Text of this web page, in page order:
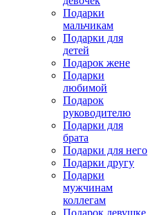
Подарки
мальчикам
Подарки для
детей
Подарок жене
Подарки
любимой
Подарок
руководителю
Подарки для
брата
Подарки для него
Подарки другу
Подарки
мужчинам
коллегам
Подарок девушке